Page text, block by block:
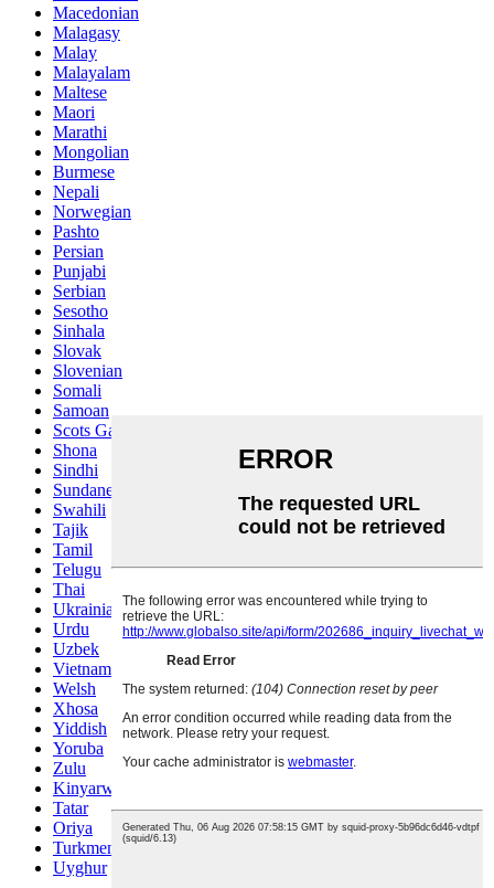
Macedonian
Malagasy
Malay
Malayalam
Maltese
Maori
Marathi
Mongolian
Burmese
Nepali
Norwegian
Pashto
Persian
Punjabi
Serbian
Sesotho
Sinhala
Slovak
Slovenian
Somali
Samoan
Scots Gaelic
Shona
Sindhi
Sundanese
Swahili
Tajik
Tamil
Telugu
Thai
Ukrainian
Urdu
Uzbek
Vietnamese
Welsh
Xhosa
Yiddish
Yoruba
Zulu
Kinyarwanda
Tatar
Oriya
Turkmen
Uyghur